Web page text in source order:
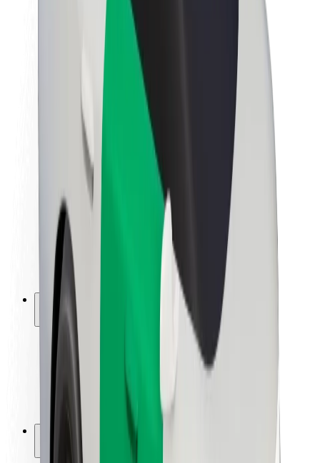
Hållbarhet på Bolt
Projekt Zero
Nyhetsrum
Riktlinjer för varumärket
Uppdrag
Investerarrelationer
Ledning
Varumärke
Media
Urban Fund
Säkerhet
Kundsäkerhet
Förarsäkerhet
Scootersäkerhet
Säkerhetslabb